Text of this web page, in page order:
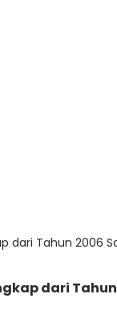
dari Tahun 2006
dari